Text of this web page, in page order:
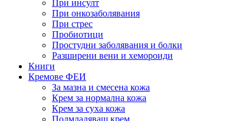
При инсулт
При онкозаболявания
При стрес
Пробиотици
Простудни заболявания и болки
Разширени вени и хемороиди
Книги
Кремове ФЕИ
За мазна и смесена кожа
Крем за нормална кожа
Крем за суха кожа
Подмладяващ крем